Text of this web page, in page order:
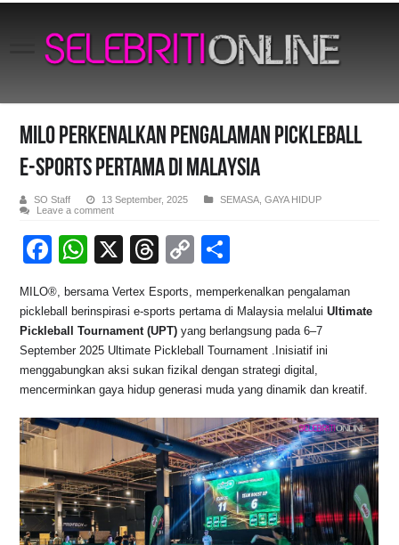
MILO PERKENALKAN PENGALAMAN PICKLEBALL
E-SPORTS PERTAMA DI MALAYSIA
SO Staff 13 September, 2025 SEMASA ,GAYA HIDUP
Leave a comment
F
c
e
b
o
o
k
W
at
s
A
p
p
X
T
e
a
d
s
C
p
y
Li
n
k
ar
e
MILO®, bersama Vertex Esports, memperkenalkan pengalaman
pickleball berinspirasi e-sports pertama di Malaysia melaluiUltimate
Pickleball Tournament (UPT) yang berlangsung pada 6–7
September 2025 Ultimate Pickleball Tournament .Inisiatif ini
menggabungkan aksi sukan fizikal dengan strategi digital,
mencerminkan gaya hidup generasi muda yang dinamik dan kreatif.